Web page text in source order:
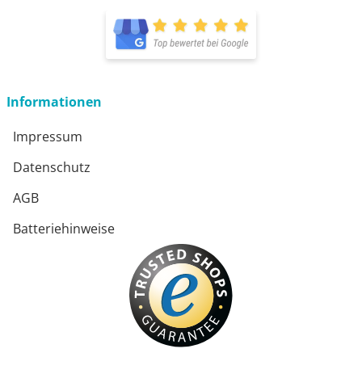
öffnet in neuem Fenster
Informationen
Impressum
Datenschutz
AGB
Batteriehinweise